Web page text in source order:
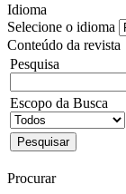
Idioma
Selecione o idioma
Conteúdo da revista
Pesquisa
Escopo da Busca
Procurar